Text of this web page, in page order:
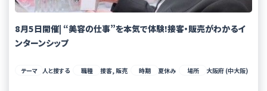
8月5日開催| “美容の仕事”を本気で体験!接客・販売がわかるイ
ンターンシップ
テーマ 人と接する 職種 接客, 販売 時期 夏休み 場所 大阪府 (中大阪)